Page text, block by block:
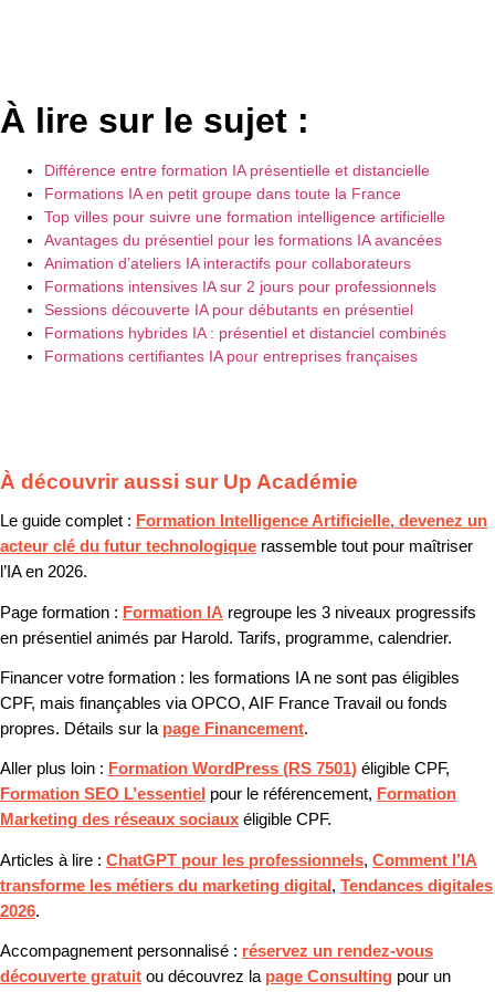
À lire sur le sujet :
Différence entre formation IA présentielle et distancielle
Formations IA en petit groupe dans toute la France
Top villes pour suivre une formation intelligence artificielle
Avantages du présentiel pour les formations IA avancées
Animation d’ateliers IA interactifs pour collaborateurs
Formations intensives IA sur 2 jours pour professionnels
Sessions découverte IA pour débutants en présentiel
Formations hybrides IA : présentiel et distanciel combinés
Formations certifiantes IA pour entreprises françaises
À découvrir aussi sur Up Académie
Le guide complet : Formation Intelligence Artificielle, devenez un
acteur clé du futur technologique rassemble tout pour maîtriser
l’IA en 2026.
Page formation : Formation IA regroupe les 3 niveaux progressifs
en présentiel animés par Harold. Tarifs, programme, calendrier.
Financer votre formation : les formations IA ne sont pas éligibles
CPF, mais finançables via OPCO, AIF France Travail ou fonds
propres. Détails sur la page Financement.
Aller plus loin : Formation WordPress (RS 7501) éligible CPF,
Formation SEO L’essentiel pour le référencement, Formation
Marketing des réseaux sociaux éligible CPF.
Articles à lire : ChatGPT pour les professionnels, Comment l’IA
transforme les métiers du marketing digital , Tendances digitales
2026.
Accompagnement personnalisé : réservez un rendez-vous
découverte gratuit ou découvrez la page Consulting pour un